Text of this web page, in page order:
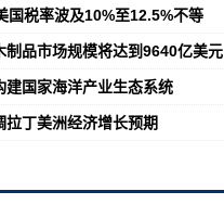
国税率波及10%至12.5%不等
制品市场规模将达到9640亿美元
建国家海洋产业生态系统
拉丁美洲经济增长预期